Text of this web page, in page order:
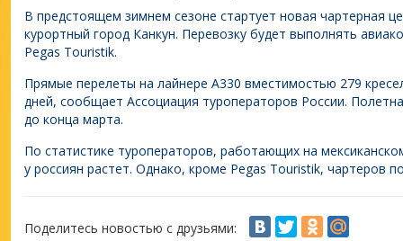
В предстоящем зимнем сезоне стартует новая чартерная
курортный город Канкун. Перевозку будет выполнять
Pegas Touristik.
Прямые перелеты на лайнере А330 вместимостью 279
дней, сообщает Ассоциация туроператоров России.
до конца марта.
По статистике туроператоров, работающих на
у россиян растет. Однако, кроме Pegas Touristik, чартеров
Поделитесь новостью с друзьями: